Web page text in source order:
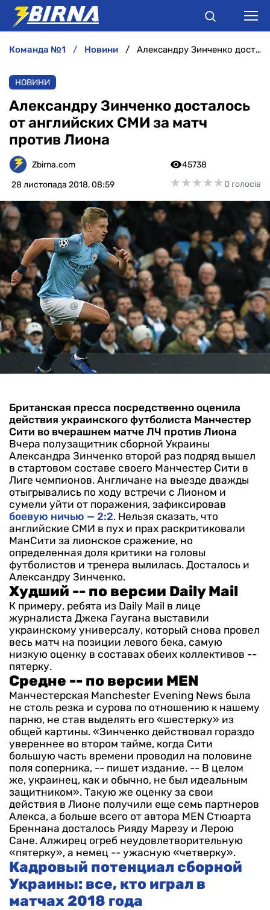
АНАЛІТИКА
ІНТЕРВ'Ю
РІЗНЕ
БУКМЕКЕРИ
команда №1 новини Александру Зинченко досталось от английских СМИ за матч против Лиона
НОВИНИ
Александру Зинченко досталось
от английских СМИ за матч
против Лиона
Zbirna.com
28 листопада 2018, 08:59
45738
★★★★★
★★★★★0 голосів
Британская пресса посредственно оценила
действия украинского футболиста Манчестер
Сити во вчерашнем матче ЛЧ против Лиона
Вчера полузащитник сборной Украины
Александра Зинченко второй раз подряд вышел
в стартовом составе своего Манчестер Сити в
Лиге чемпионов. Англичане на выезде дважды
отыгрывались по ходу встречи с Лионом и
сумели уйти от поражения, зафиксировав
боевую ничью — 2:2. Нельзя сказать, что
английские СМИ в пух и прах раскритиковали
МанСити за лионское сражение, но
определенная доля критики на головы
футболистов и тренера вылилась. Досталось и
Александру Зинченко.
Худший -- по версии Daily Mail
К примеру, ребята из Daily Mail в лице
журналиста Джека Гаугана выставили
украинскому универсалу, который снова провел
весь матч на позиции левого бека, самую
низкую оценку в составах обеих коллективов --
пятерку.
Средне -- по версии MEN
Манчестерская Manchester Evening News была
не столь резка и сурова по отношению к нашему
парню, не став выделять его «шестерку» из
общей картины. «Зинченко действовал гораздо
увереннее во втором тайме, когда Сити
большую часть времени проводил на половине
поля соперника, -- пишет издание. -- В целом
же, украинец, как и обычно, не был идеальным
защитником». Такую же оценку за свои
действия в Лионе получили еще семь партнеров
Алекса, а больше всего от автора MEN Стюарта
Бреннана досталось Рияду Марезу и Лерою
Сане. Алжирец огреб неудовлетворительную
«пятерку», а немец -- ужасную «четверку».
Кадровый потенциал сборной
Украины: все, кто играл в
матчах 2018 года